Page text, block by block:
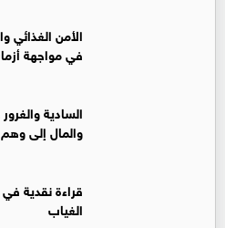
الأمن الغذائي
في مواجهة
السادية
والمال إلى
قراءة نقدية
الغياب